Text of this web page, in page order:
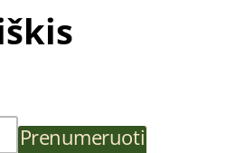
multiple
The
Prenumeruoti